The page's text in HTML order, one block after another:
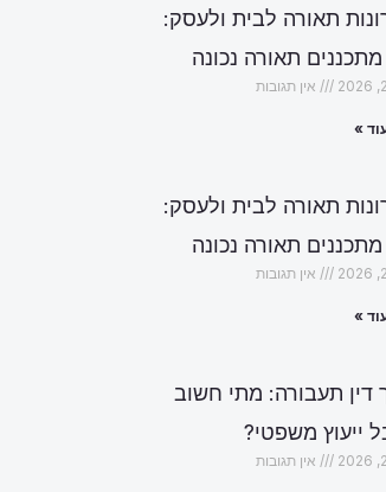
תאורה לבית ולעסק:
תאורה נכונה
אין תגובות
»
תאורה לבית ולעסק:
תאורה נכונה
אין תגובות
»
דין תעבורה: מתי חשוב
ייעוץ משפטי?
אין תגובות